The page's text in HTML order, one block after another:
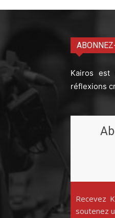
Kairos est
réflexions
Recevez
soutenez